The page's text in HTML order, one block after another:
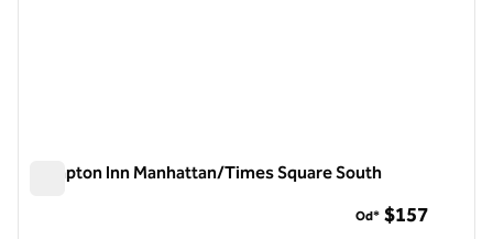
Hampton Inn Manhattan/Times Square South
Od* $157